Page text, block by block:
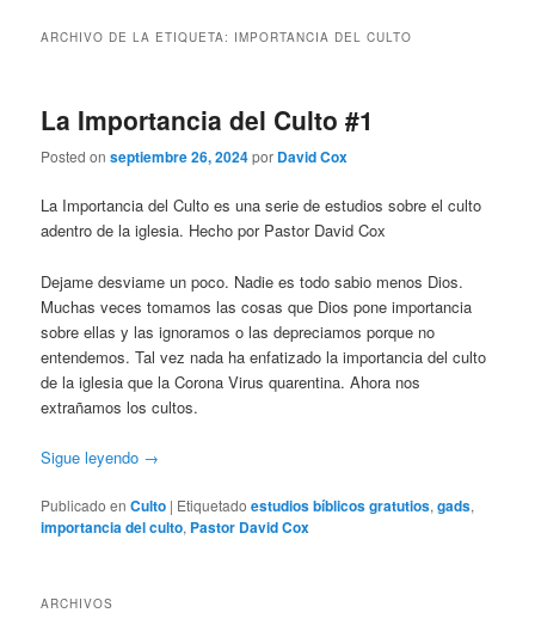
ARCHIVO DE LA ETIQUETA: IMPORTANCIA DEL CULTO
La Importancia del Culto #1
Posted onseptiembre 26, 2024por David Cox
La Importancia del Culto es una serie de estudios sobre el culto
adentro de la iglesia. Hecho por Pastor David Cox
Dejame desviame un poco. Nadie es todo sabio menos Dios.
Muchas veces tomamos las cosas que Dios pone importancia
sobre ellas y las ignoramos o las depreciamos porque no
entendemos. Tal vez nada ha enfatizado la importancia del culto
de la iglesia que la Corona Virus quarentina. Ahora nos
extrañamos los cultos.
Sigue leyendo →
Publicado en Culto | Etiquetado estudios bíblicos gratutios,gads,
importancia del culto, Pastor David Cox
ARCHIVOS